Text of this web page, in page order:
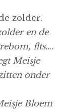
zolder.
en de
flts….
Meisje
onder
Bloem